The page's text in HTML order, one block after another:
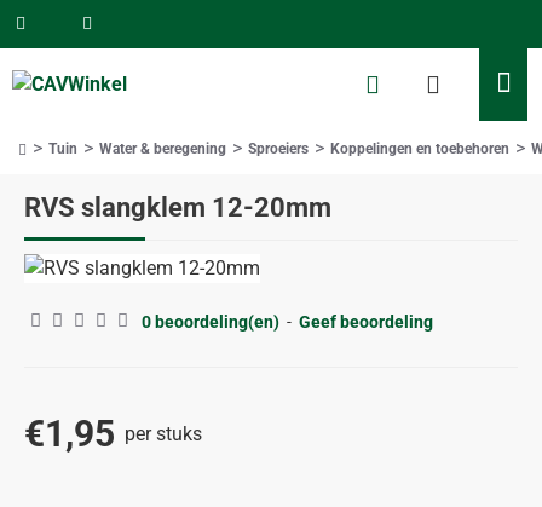
RVS slangklem 12-20mm
Tuin Water & beregening Sproeiers Koppelingen en toebehoren
0 beoordeling(en) - Geef beoordeling
€1,95 per stuks